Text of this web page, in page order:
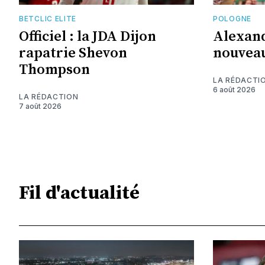
BETCLIC ELITE
Officiel : la JDA Dijon
rapatrie Shevon
Thompson
LA RÉDACTION
7 août 2026
POLOGNE
LA
6 août 2026
Fil d'actualité